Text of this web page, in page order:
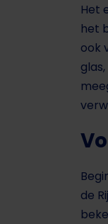
Het
het
ook
de